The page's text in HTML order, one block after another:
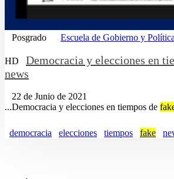
Posgrado Escuela de Gobierno y
HD Democracia y elecciones en
news
22 de Junio de 2021
...Democracia y elecciones en tiempos de
democracia elecciones tiempos fake